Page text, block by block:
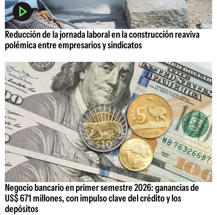
Reducción de la jornada laboral en la construcción reaviva
polémica entre empresarios y sindicatos
Negocio bancario en primer semestre 2026: ganancias de
US$ 671 millones, con impulso clave del crédito y los
depósitos